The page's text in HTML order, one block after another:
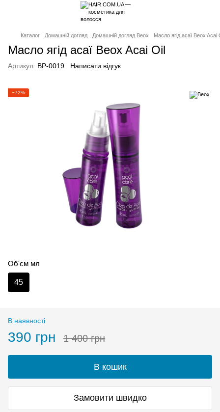
Каталог Домашній догляд Домашній догляд Beox Масло ягід асаї Beox Acai
Масло ягід асаї Beox Acai Oil
Артикул: BP-0019 Написати відгук
−72%
Об'єм мл
45
В наявності
390 грн 1 400 грн
В кошик
Замовити швидко